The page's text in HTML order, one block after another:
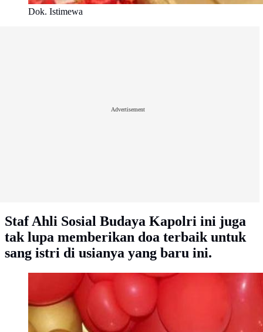
Dok. Istimewa
Advertisement
Staf Ahli Sosial Budaya Kapolri ini juga
tak lupa memberikan doa terbaik untuk
sang istri di usianya yang baru ini.